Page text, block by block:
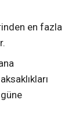
en fazla